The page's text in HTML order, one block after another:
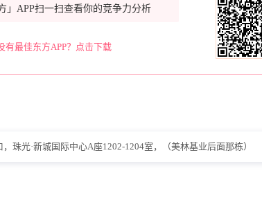
」APP扫一扫查看你的竞争力分析
有最佳东方APP？点击下载
珠光·新城国际中心A座1202-1204室，（美林基业后面那栋）